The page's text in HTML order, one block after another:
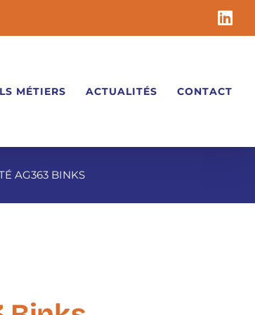
MÉTIERS ACTUALITÉS CONTACT
AG363 BINKS